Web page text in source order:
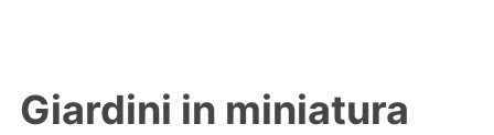
Giardini in miniatura